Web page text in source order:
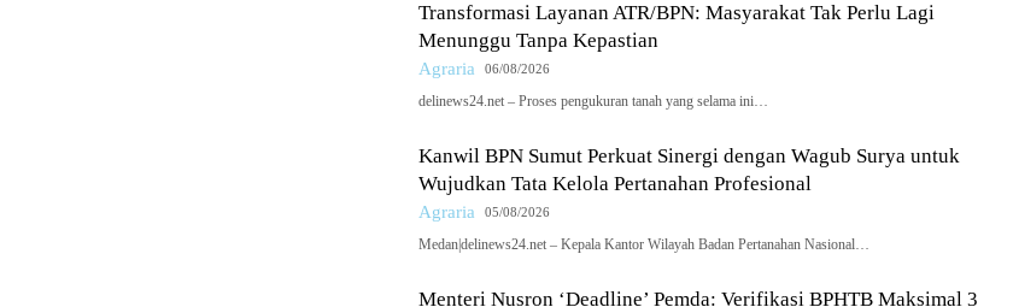
Transformasi Layanan ATR/BPN: Masyarakat Tak Perlu Lagi
Menunggu Tanpa Kepastian
Agraria 06/08/2026
delinews24.net – Proses pengukuran tanah yang selama ini…
Kanwil BPN Sumut Perkuat Sinergi dengan Wagub Surya untuk
Wujudkan Tata Kelola Pertanahan Profesional
Agraria 05/08/2026
Medan|delinews24.net – Kepala Kantor Wilayah Badan Pertanahan Nasional…
Menteri Nusron ‘Deadline’ Pemda: Verifikasi BPHTB Maksimal 3